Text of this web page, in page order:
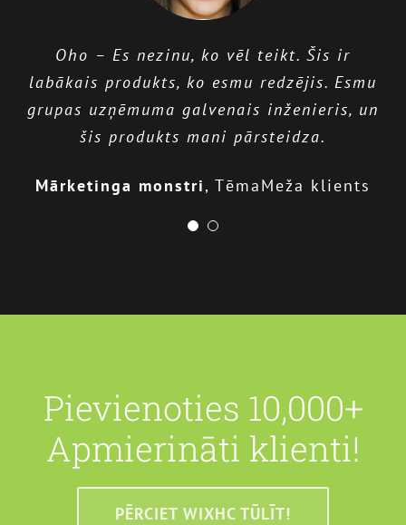
Oho – Es nezinu, ko vēl teikt. Šis ir
labākais produkts, ko esmu redzējis. Esmu
grupas uzņēmuma galvenais inženieris, un
šis produkts mani pārsteidza.
Mārketinga monstri, TēmaMeža klients
Wixhc komanda nodrošina lielisku
atbalstu, uzklausa savus lietotājus &
nepārtraukti strādā, lai uzlabotu savu
produktu.
Stīvens Kronins Starptautiski slavenā
Pievienoties 10,000+
Apmierināti klienti!
PĒRCIET WIXHC TŪLĪT!